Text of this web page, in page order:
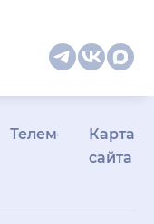
Телемедицина
Карта
сайта